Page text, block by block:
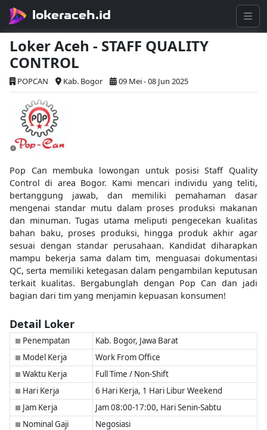
lokeraceh.id
Loker Aceh - STAFF QUALITY
CONTROL
POPCAN Kab. Bogor 09 Mei - 08 Jun 2025
Pop Can membuka lowongan untuk posisi Staff Quality
Control di area Bogor. Kami mencari individu yang teliti,
bertanggung jawab, dan memiliki pemahaman dasar
mengenai standar mutu dalam proses produksi makanan
dan minuman. Tugas utama meliputi pengecekan kualitas
bahan baku, proses produksi, hingga produk akhir agar
sesuai dengan standar perusahaan. Kandidat diharapkan
mampu bekerja sama dalam tim, menguasai dokumentasi
QC, serta memiliki ketegasan dalam pengambilan keputusan
terkait kualitas. Bergabunglah dengan Pop Can dan jadi
bagian dari tim yang menjamin kepuasan konsumen!
Detail Loker
■ Penempatan Kab. Bogor, Jawa Barat
■ Model Kerja Work From Office
■ Waktu Kerja Full Time / Non-Shift
■ Hari Kerja 6 Hari Kerja, 1 Hari Libur Weekend
■ Jam Kerja Jam 08:00-17:00, Hari Senin-Sabtu
■ Nominal Gaji Negosiasi